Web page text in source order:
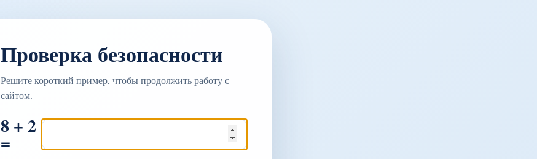
Проверка безопасности
Решите короткий пример, чтобы продолжить работу с
сайтом.
8 + 2
=